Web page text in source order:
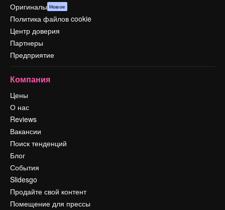
Оригиналы Новое
Политика файлов cookie
Центр доверия
Партнеры
Предприятие
Компания
Цены
О нас
Reviews
Вакансии
Поиск тенденций
Блог
События
Slidesgo
Продайте свой контент
Помещение для прессы